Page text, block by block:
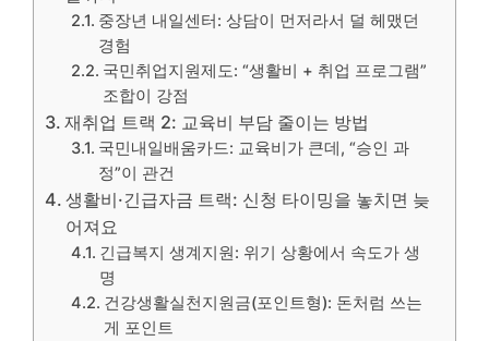
중장년 내일센터: 상담이 먼저라서 덜 헤맸던
경험
국민취업지원제도: “생활비 + 취업 프로그램”
조합이 강점
재취업 트랙 2: 교육비 부담 줄이는 방법
국민내일배움카드: 교육비가 큰데, “승인 과
정”이 관건
생활비·긴급자금 트랙: 신청 타이밍을 놓치면 늦
어져요
긴급복지 생계지원: 위기 상황에서 속도가 생
명
건강생활실천지원금(포인트형): 돈처럼 쓰는
게 포인트